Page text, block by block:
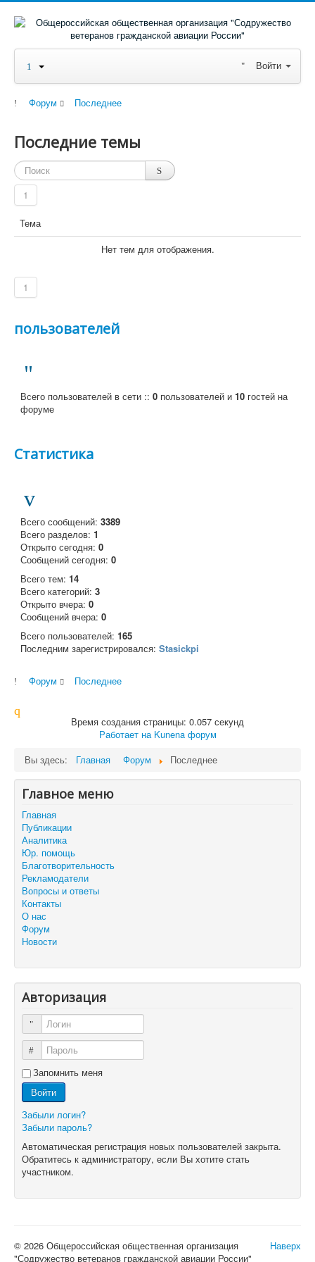
Войти
Форум Последнее
Последние темы
1
Тема
Нет тем для отображения.
1
пользователей
Всего пользователей в сети :: 0 пользователей и 10 гостей на
форуме
Статистика
Всего сообщений: 3389
Всего разделов: 1
Открыто сегодня: 0
Сообщений сегодня: 0
Всего тем: 14
Всего категорий: 3
Открыто вчера: 0
Сообщений вчера: 0
Всего пользователей: 165
Последним зарегистрировался: Stasickpi
Форум Последнее
Время создания страницы: 0.057 секунд
Работает на Kunena форум
Вы здесь:
Главная Форум Последнее
Главное меню
Главная
Публикации
Аналитика
Юр. помощь
Благотворительность
Рекламодатели
Вопросы и ответы
Контакты
О нас
Форум
Новости
Авторизация
Логин
Пароль
Запомнить меня
Войти
Забыли логин?
Забыли пароль?
Автоматическая регистрация новых пользователей закрыта.
Обратитесь к администратору, если Вы хотите стать
участником.
Наверх
© 2026 Общероссийская общественная организация
"Содружество ветеранов гражданской авиации России"